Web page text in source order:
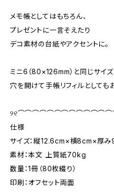
メモ帳としてはもちろん、
プレゼントに一言そえたり
デコ素材の台紙やアクセントに。
ミニ6（80×126mm）と同じサイ
穴を開けて手帳リフィルとしても
仕様
サイズ：縦12.6cm×横8cm×厚み
素材：本文 上質紙70kg
数量：1冊（80枚綴り）
印刷：オフセット両面